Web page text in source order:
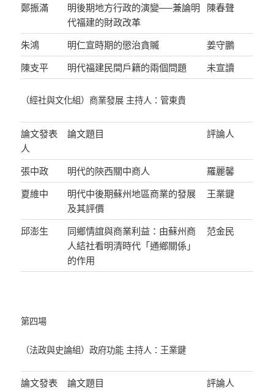
鄭振滿
明後期地方行政的演變──兼論明
代福建的財政改革
陳春聲
朱鴻 明仁宣時期的懲治貪贓
姜守鵬
陳支平
明代福建民間戶籍的兩個問題 未宣讀
（經社與文化組）商業發展 主持人：管東貴
論文發表
人
論文題目 評論人
張中政 明代的陝西關中商人
羅麗馨
夏維中
明代中後期蘇州地區商業的發展
及其評價
王業鍵
邱澎生
同鄉情誼與商業利益：由蘇州商
人結社看明清時代「通鄉關係」
的作用
范金民
第四場
（法政與史論組）政府功能 主持人：王業鍵
論文發表
論文題目 評論人